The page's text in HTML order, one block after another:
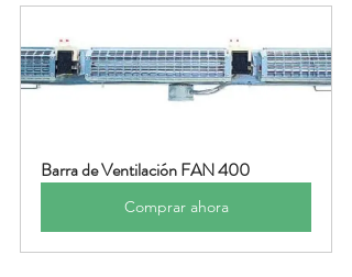
Barra de Ventilación FAN 400
Comprar ahora